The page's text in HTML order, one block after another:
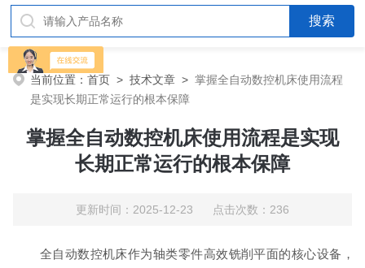
当前位置：首页 >技术文章 >掌握全自动数控机床使用流程
是实现长期正常运行的根本保障
掌握全自动数控机床使用流程是实现
长期正常运行的根本保障
更新时间：2025-12-23 点击次数：236
全自动数控机床作为轴类零件高效铣削平面的核心设备，